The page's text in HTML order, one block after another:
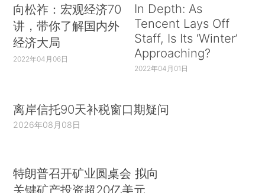
向松祚：宏观经济70
讲，带你了解国内外
经济大局
2022年04月06日
In Depth: As
Tencent Lays Off
Staff, Is Its ‘Winter’
Approaching?
2022年04月01日
离岸信托90天补税窗口期疑问
2026年08月08日
特朗普召开矿业圆桌会 拟向
关键矿产投资超20亿美元